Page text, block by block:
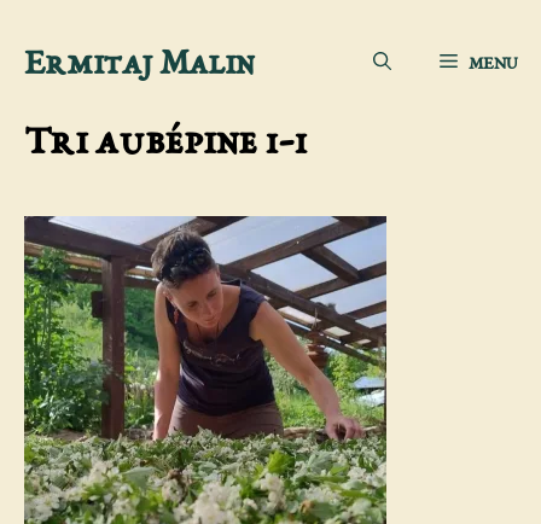
Sari
conținut
Ermitaj Malin MENU
Tri aubépine 1-1